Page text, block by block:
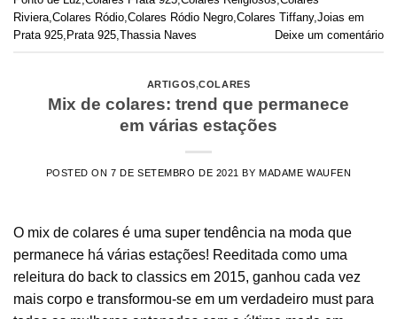
Riviera Colares Ródio Colares Ródio Negro Colares Tiffany, Joias em
Prata 925 Prata 925 Thassia Naves Deixe um comentário
ARTIGOS,COLARES
Mix de colares: trend que permanece
em várias estações
POSTED ON7 DE SETEMBRO DE 2021 BY MADAME WAUFEN
O mix de colares é uma super tendência na moda que
permanece há várias estações! Reeditada como uma
releitura do back to classics em 2015, ganhou cada vez
mais corpo e transformou-se em um verdadeiro must para